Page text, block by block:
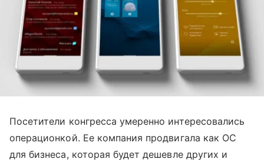
Посетители конгресса умеренно интересовались
операционкой. Ее компания продвигала как ОС
для бизнеса, которая будет дешевле других и